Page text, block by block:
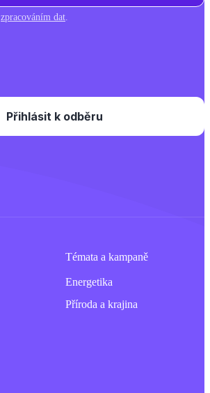
zpracováním dat.
Témata a kampaně
Energetika
Příroda a krajina